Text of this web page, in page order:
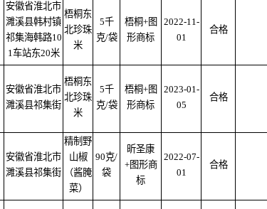
安徽省淮北市
濉溪县韩村镇
祁集海韩路10
1车站东20米
梧桐东
北珍珠
米
5千
克/袋
梧桐+图
形商标
2022-11-
01
合格
安徽省淮北市
濉溪县祁集街
梧桐东
北珍珠
米
5千
克/袋
梧桐+图
形商标
2023-01-
05
合格
安徽省淮北市
濉溪县祁集街
精制野
山椒
（酱腌
菜）
90克/
袋
昕圣康
+图形商
标
2022-07-
01
合格